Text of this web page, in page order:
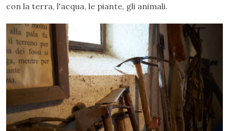
con la terra, l'acqua, le piante, gli animali.